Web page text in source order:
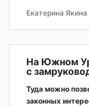
Екатерина Якина
На Южном
с
Туда можно
законных